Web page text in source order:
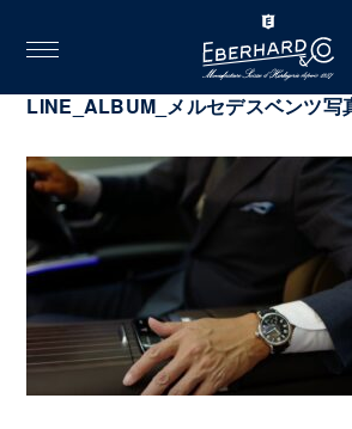
toggle
navigation
LINE_ALBUM_メルセデスベンツ写